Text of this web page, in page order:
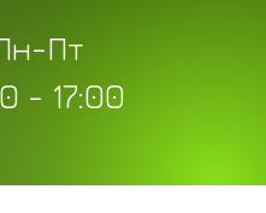
Пт
- 17:00